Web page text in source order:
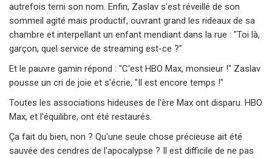
autrefois terni son nom. Enfin, Zaslav s'est réveillé de son
sommeil agité mais productif, ouvrant grand les rideaux de sa
chambre et interpellant un enfant mendiant dans la rue : "Toi là,
garçon, quel service de streaming est-ce ?"
Et le pauvre gamin répond : "C'est HBO Max, monsieur !" Zaslav
pousse un cri de joie et s'écrie, "Il est encore temps !"
Toutes les associations hideuses de l'ère Max ont disparu. HBO
Max, et l'équilibre, ont été restaurés.
Ça fait du bien, non ? Qu'une seule chose précieuse ait été
sauvée des cendres de l'apocalypse ? Il est difficile de ne pas